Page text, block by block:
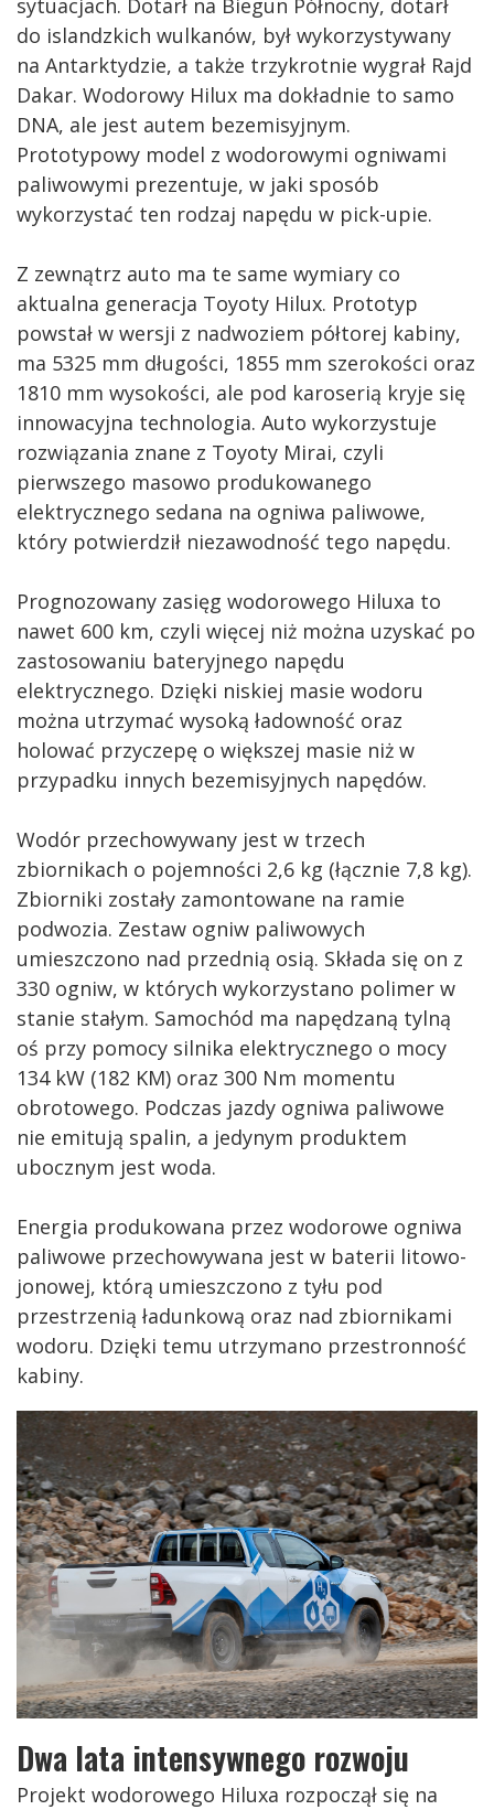
sytuacjach. Dotarł na Biegun Północny, dotarł
do islandzkich wulkanów, był wykorzystywany
na Antarktydzie, a także trzykrotnie wygrał Rajd
Dakar. Wodorowy Hilux ma dokładnie to samo
DNA, ale jest autem bezemisyjnym.
Prototypowy model z wodorowymi ogniwami
paliwowymi prezentuje, w jaki sposób
wykorzystać ten rodzaj napędu w pick-upie.
Z zewnątrz auto ma te same wymiary co
aktualna generacja Toyoty Hilux. Prototyp
powstał w wersji z nadwoziem półtorej kabiny,
ma 5325 mm długości, 1855 mm szerokości oraz
1810 mm wysokości, ale pod karoserią kryje się
innowacyjna technologia. Auto wykorzystuje
rozwiązania znane z Toyoty Mirai, czyli
pierwszego masowo produkowanego
elektrycznego sedana na ogniwa paliwowe,
który potwierdził niezawodność tego napędu.
Prognozowany zasięg wodorowego Hiluxa to
nawet 600 km, czyli więcej niż można uzyskać po
zastosowaniu bateryjnego napędu
elektrycznego. Dzięki niskiej masie wodoru
można utrzymać wysoką ładowność oraz
holować przyczepę o większej masie niż w
przypadku innych bezemisyjnych napędów.
Wodór przechowywany jest w trzech
zbiornikach o pojemności 2,6 kg (łącznie 7,8 kg).
Zbiorniki zostały zamontowane na ramie
podwozia. Zestaw ogniw paliwowych
umieszczono nad przednią osią. Składa się on z
330 ogniw, w których wykorzystano polimer w
stanie stałym. Samochód ma napędzaną tylną
oś przy pomocy silnika elektrycznego o mocy
134 kW (182 KM) oraz 300 Nm momentu
obrotowego. Podczas jazdy ogniwa paliwowe
nie emitują spalin, a jedynym produktem
ubocznym jest woda.
Energia produkowana przez wodorowe ogniwa
paliwowe przechowywana jest w baterii litowo-
jonowej, którą umieszczono z tyłu pod
przestrzenią ładunkową oraz nad zbiornikami
wodoru. Dzięki temu utrzymano przestronność
kabiny.
Dwa lata intensywnego rozwoju
Projekt wodorowego Hiluxa rozpoczął się na